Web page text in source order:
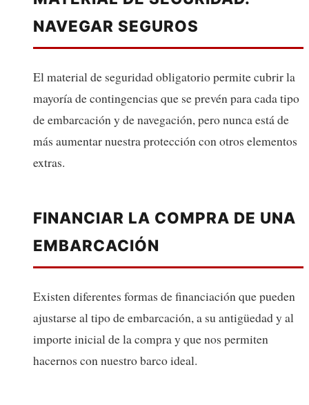
NAVEGAR SEGUROS
El material de seguridad obligatorio permite cubrir la
mayoría de contingencias que se prevén para cada tipo
de embarcación y de navegación, pero nunca está de
más aumentar nuestra protección con otros elementos
extras.
FINANCIAR LA COMPRA DE UNA
EMBARCACIÓN
Existen diferentes formas de financiación que pueden
ajustarse al tipo de embarcación, a su antigüedad y al
importe inicial de la compra y que nos permiten
hacernos con nuestro barco ideal.